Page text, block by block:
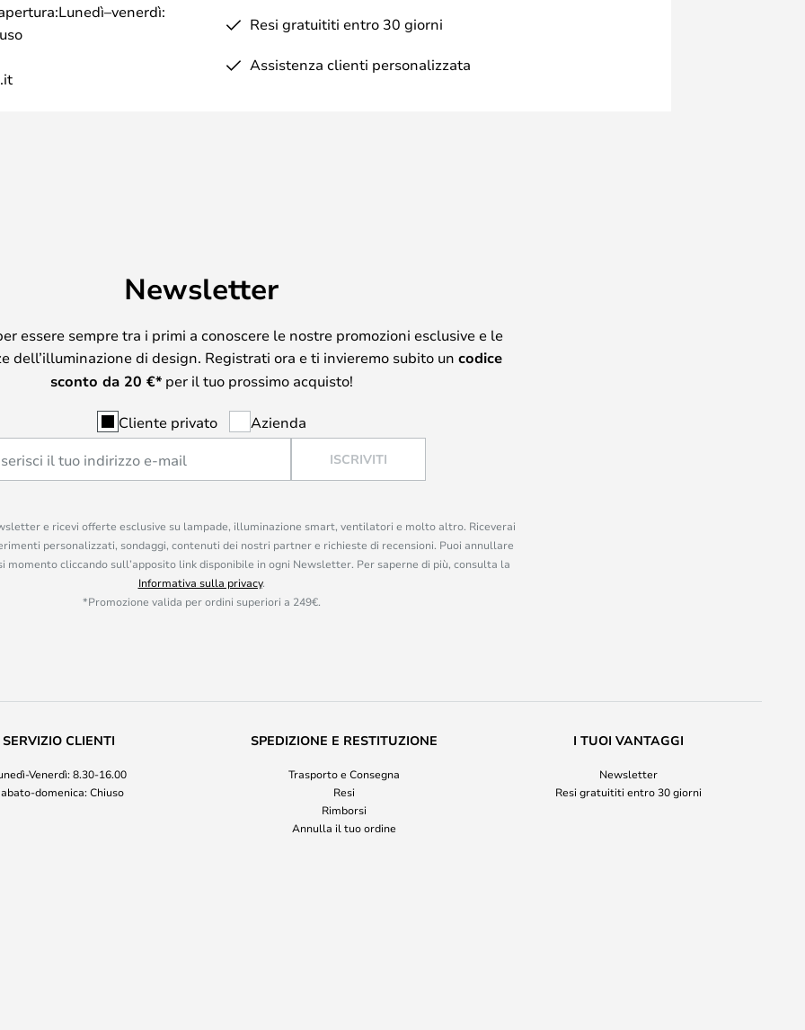
Resi gratuititi entro 30 giorni
Assistenza clienti personalizzata
Newsletter
essere sempre tra i primi a conoscere le nostre promozioni esclusive e le
dell’illuminazione di design. Registrati ora e ti invieremo subito un codice
sconto da 20 €*per il tuo prossimo acquisto!
Cliente privato Azienda
ISCRIVITI
e ricevi offerte esclusive su lampade, illuminazione smart, ventilatori e molto altro. Riceverai
personalizzati, sondaggi, contenuti dei nostri partner e richieste di recensioni. Puoi annullare
momento cliccando sull’apposito link disponibile in ogni Newsletter. Per saperne di più, consulta la
Informativa sulla privacy.
*Promozione valida per ordini superiori a 249€.
SERVIZIO CLIENTI
Venerdì: 8.30-16.00
domenica: Chiuso
SPEDIZIONE E RESTITUZIONE
Trasporto e Consegna
Resi
Rimborsi
Annulla il tuo ordine
I TUOI VANTAGGI
Newsletter
Resi gratuititi entro 30 giorni